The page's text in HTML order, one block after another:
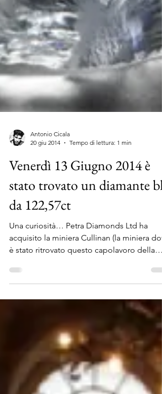
20 giu 2014
Tempo di lettura: 1 min
stato trovato un diamante blu
da 122,57ct
Una curiosità… Petra Diamonds Ltd ha
acquisito la miniera Cullinan (la miniera
è stato ritrovato questo capolavoro della
natura) nel...